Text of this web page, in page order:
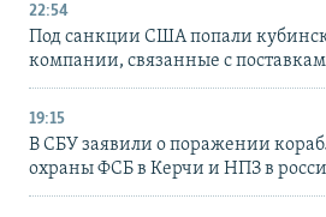
22:54
Под санкции США попали
компании, связанные с
19:15
В СБУ заявили о поражении
охраны ФСБ в Керчи и НПЗ в